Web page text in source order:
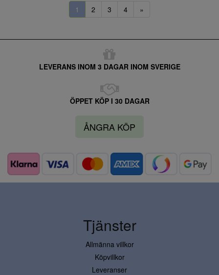
1 2 3 4 »
LEVERANS INOM 3 DAGAR INOM SVERIGE
ÖPPET KÖP I 30 DAGAR
ÅNGRA KÖP
Tjänster
Allmänna villkor
Köpvillkor
Leveranser